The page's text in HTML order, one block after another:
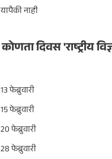
यापैकी नाही
कोणता दिवस 'राष्ट्रीय
13 फेब्रुवारी
15 फेब्रुवारी
20 फेब्रुवारी
28 फेब्रुवारी